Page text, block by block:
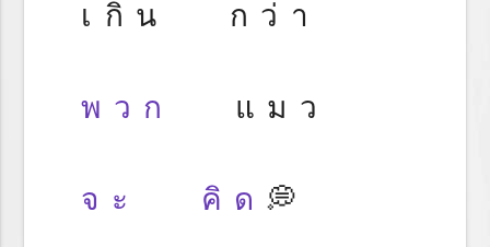
เกิน กว่า
พวก แมว
จะ คิด 💭